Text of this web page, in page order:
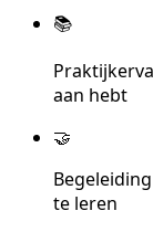
📚
aan hebt
🤝
te leren